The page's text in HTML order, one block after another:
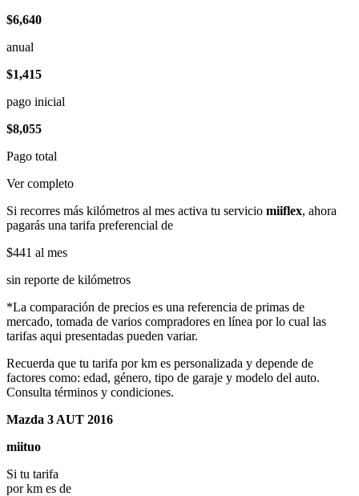
$6,640
anual
$1,415
pago inicial
$8,055
Pago total
Ver completo
Si recorres más kilómetros al mes activa tu servicio miiflex, ahora
pagarás una tarifa preferencial de
$441 al mes
sin reporte de kilómetros
*La comparación de precios es una referencia de primas de
mercado, tomada de varios compradores en línea por lo cual las
tarifas aqui presentadas pueden variar.
Recuerda que tu tarifa por km es personalizada y depende de
factores como: edad, género, tipo de garaje y modelo del auto.
Consulta términos y condiciones.
Mazda 3 AUT 2016
miituo
Si tu tarifa
por km es de